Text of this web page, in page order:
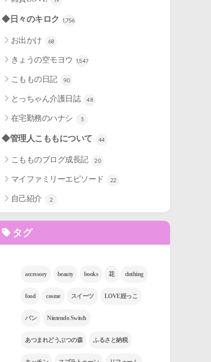
◆日々のキロク 1,756
お出かけ 68
きょうの空モヨウ 1,547
こももの日記 90
とっちゃん介護日誌 48
在宅勤務のハナシ 3
◆管理人こももについて 44
こもものブログ成長記 20
マイファミリーエピソード 22
自己紹介 2
タグ
accessory beauty books 花 clothing
food cosme スイーツ LOVE姪っこ
パン Nintendo Switch
あつまれどうぶつの森 ふるさと納税